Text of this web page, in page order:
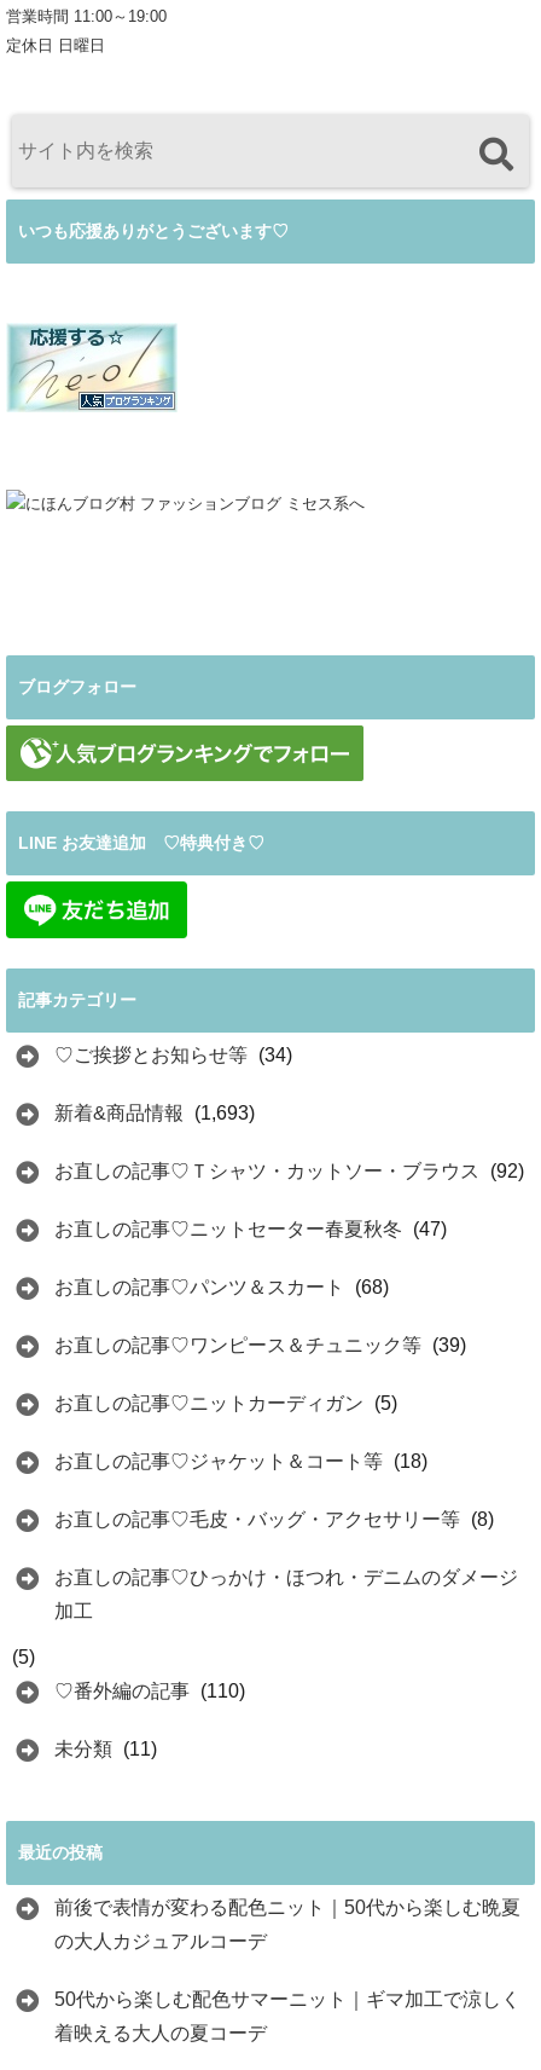
営業時間 11:00～19:00
定休日 日曜日
いつも応援ありがとうございます♡
ブログフォロー
LINE お友達追加 ♡特典付き♡
記事カテゴリー
♡ご挨拶とお知らせ等 (34)
新着&商品情報 (1,693)
お直しの記事♡Ｔシャツ・カットソー・ブラウス (92)
お直しの記事♡ニットセーター春夏秋冬 (47)
お直しの記事♡パンツ＆スカート (68)
お直しの記事♡ワンピース＆チュニック等 (39)
お直しの記事♡ニットカーディガン (5)
お直しの記事♡ジャケット＆コート等 (18)
お直しの記事♡毛皮・バッグ・アクセサリー等 (8)
お直しの記事♡ひっかけ・ほつれ・デニムのダメージ
加工
(5)
♡番外編の記事 (110)
未分類 (11)
最近の投稿
前後で表情が変わる配色ニット｜50代から楽しむ晩夏
の大人カジュアルコーデ
50代から楽しむ配色サマーニット｜ギマ加工で涼しく
着映える大人の夏コーデ